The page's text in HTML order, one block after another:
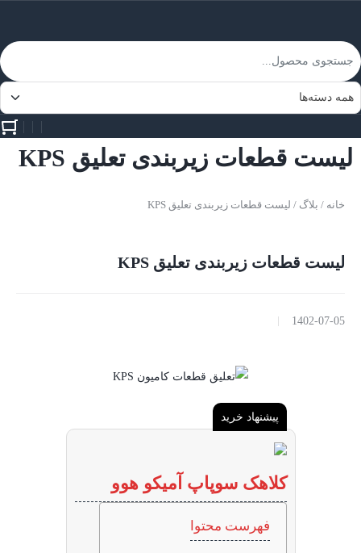
لیست قطعات زیربندی تعلیق KPS
خانه / بلاگ / لیست قطعات زیربندی تعلیق KPS
لیست قطعات زیربندی تعلیق KPS
1402-07-05
پیشنهاد خرید
کلاهک سوپاپ آمیکو هوو
فهرست محتوا